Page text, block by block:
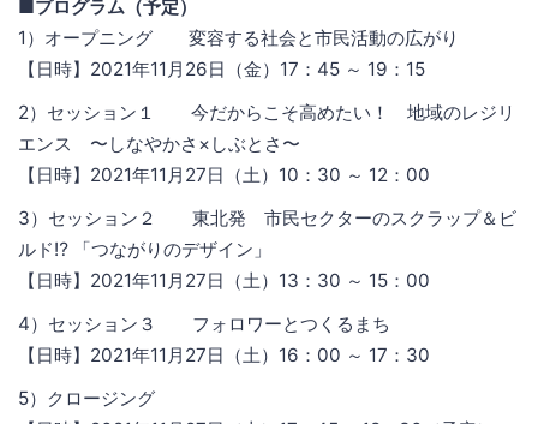
■プログラム（予定）
1）オープニング 変容する社会と市民活動の広がり
【日時】2021年11月26日（金）17：45 ～ 19：15
2）セッション１ 今だからこそ⾼めたい！ 地域のレジリ
エンス 〜しなやかさ×しぶとさ〜
【日時】2021年11月27日（土）10：30 ～ 12：00
3）セッション２ 東北発 市民セクターのスクラップ＆ビ
ルド⁉ 「つながりのデザイン」
【日時】2021年11月27日（土）13：30 ～ 15：00
4）セッション３ フォロワーとつくるまち
【日時】2021年11月27日（土）16：00 ～ 17：30
5）クロージング